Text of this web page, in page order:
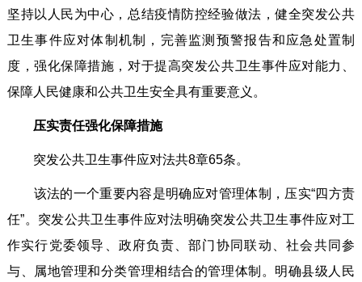
坚持以人民为中心，总结疫情防控经验做法，健全突发公共
卫生事件应对体制机制，完善监测预警报告和应急处置制
度，强化保障措施，对于提高突发公共卫生事件应对能力、
保障人民健康和公共卫生安全具有重要意义。
压实责任强化保障措施
突发公共卫生事件应对法共8章65条。
该法的一个重要内容是明确应对管理体制，压实“四方责
任”。突发公共卫生事件应对法明确突发公共卫生事件应对工
作实行党委领导、政府负责、部门协同联动、社会共同参
与、属地管理和分类管理相结合的管理体制。明确县级人民